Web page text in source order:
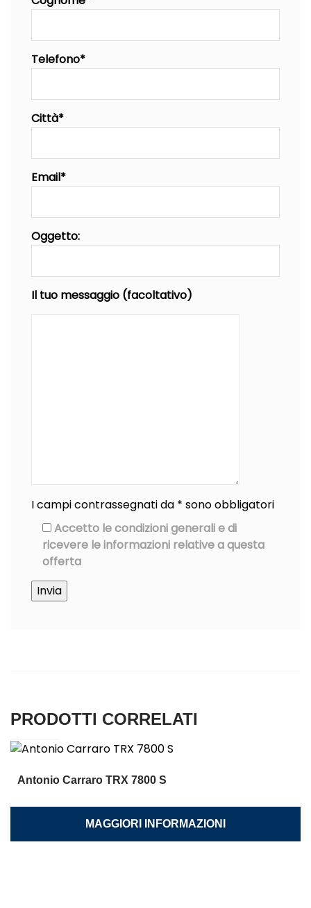
Telefono*
Città*
Email*
Oggetto:
Il tuo messaggio (facoltativo)
I campi contrassegnati da * sono obbligatori
Accetto le condizioni generali e di
ricevere le informazioni relative a questa
offerta
PRODOTTI CORRELATI
Antonio Carraro TRX 7800 S
MAGGIORI INFORMAZIONI